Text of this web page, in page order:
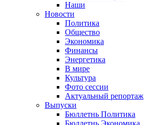
Наши
Новости
Политика
Общество
Экономика
Финансы
Энергетика
В мире
Культура
Фото сессии
Актуальный репортаж
Выпуски
Бюллетнь Политика
Бюллетнь Экономика